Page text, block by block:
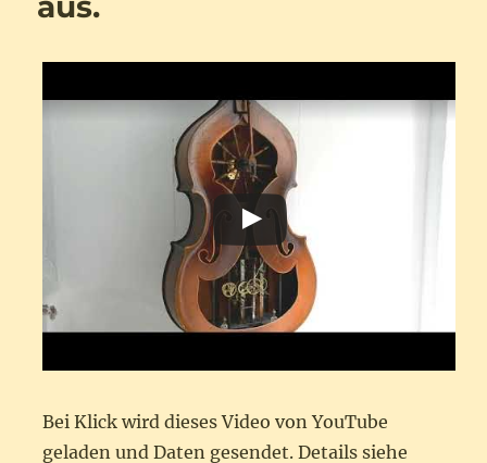
Bei Klick wird dieses Video von YouTube
geladen und Daten gesendet. Details siehe